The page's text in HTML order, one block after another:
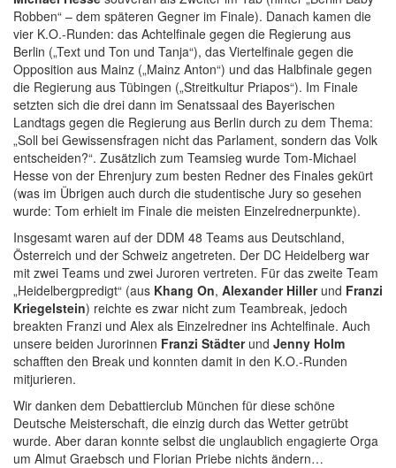
Robben“ – dem späteren Gegner im Finale). Danach kamen die
vier K.O.-Runden: das Achtelfinale gegen die Regierung aus
Berlin („Text und Ton und Tanja“), das Viertelfinale gegen die
Opposition aus Mainz („Mainz Anton“) und das Halbfinale gegen
die Regierung aus Tübingen („Streitkultur Priapos“). Im Finale
setzten sich die drei dann im Senatssaal des Bayerischen
Landtags gegen die Regierung aus Berlin durch zu dem Thema:
„Soll bei Gewissensfragen nicht das Parlament, sondern das Volk
entscheiden?“. Zusätzlich zum Teamsieg wurde Tom-Michael
Hesse von der Ehrenjury zum besten Redner des Finales gekürt
(was im Übrigen auch durch die studentische Jury so gesehen
wurde: Tom erhielt im Finale die meisten Einzelrednerpunkte).
Insgesamt waren auf der DDM 48 Teams aus Deutschland,
Österreich und der Schweiz angetreten. Der DC Heidelberg war
mit zwei Teams und zwei Juroren vertreten. Für das zweite Team
„Heidelbergpredigt“ (aus Khang On, Alexander Hiller und Franzi
Kriegelstein) reichte es zwar nicht zum Teambreak, jedoch
breakten Franzi und Alex als Einzelredner ins Achtelfinale. Auch
unsere beiden Jurorinnen Franzi Städter und Jenny Holm
schafften den Break und konnten damit in den K.O.-Runden
mitjurieren.
Wir danken dem Debattierclub München für diese schöne
Deutsche Meisterschaft, die einzig durch das Wetter getrübt
wurde. Aber daran konnte selbst die unglaublich engagierte Orga
um Almut Graebsch und Florian Priebe nichts ändern…